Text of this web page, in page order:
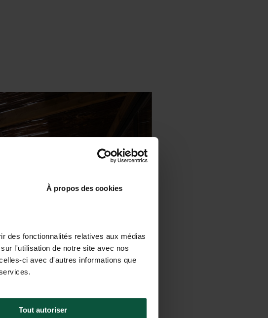
À propos des cookies
des fonctionnalités relatives aux médias
l'utilisation de notre site avec nos
ci avec d'autres informations que
Tout autoriser